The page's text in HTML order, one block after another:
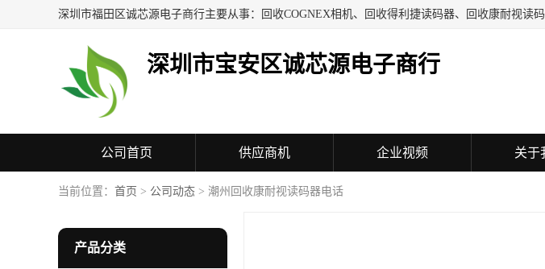
深圳市宝安区诚芯源电子商行
公司首页 供应商机 企业视频 关于
联系方式
当前位置： 首页 > 公司动态 > 潮州回收康耐视读码器电话
产品分类